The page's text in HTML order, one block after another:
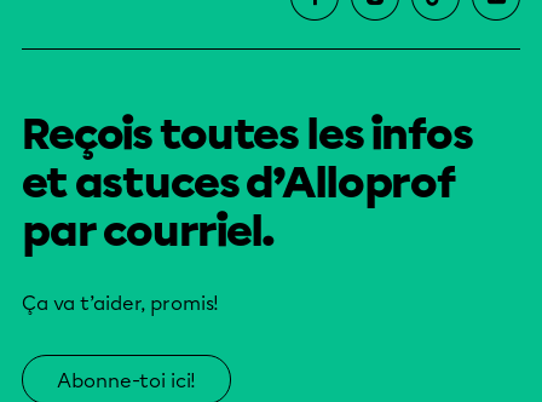
Reçois toutes les infos
et astuces d’Alloprof
par courriel.
Ça va t’aider, promis!
Abonne-toi ici!